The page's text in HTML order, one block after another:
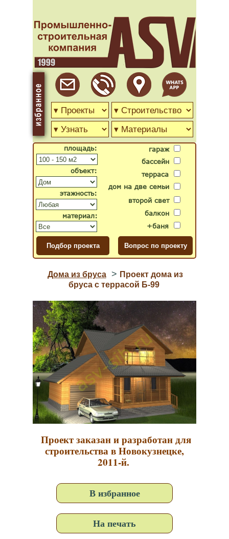
гараж
бассейн
второй свет
дом на две семьи
терраса
балкон
+баня
объект:
материал:
площадь:
этажность:
Дома из бруса > Проект дома из
бруса с террасой Б-99
Проект заказан и разработан для
строительства в Новокузнецке,
2011-й.
В избранное
На печать